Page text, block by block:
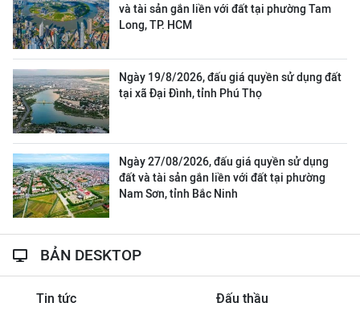
và tài sản gắn liền với đất tại phường Tam
Long, TP. HCM
Ngày 19/8/2026, đấu giá quyền sử dụng đất
tại xã Đại Đình, tỉnh Phú Thọ
Ngày 27/08/2026, đấu giá quyền sử dụng
đất và tài sản gắn liền với đất tại phường
Nam Sơn, tỉnh Bắc Ninh
BẢN DESKTOP
Tin tức Đấu thầu